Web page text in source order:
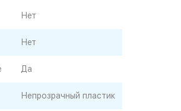
Нет
Нет
Да
Непрозрачный пластик